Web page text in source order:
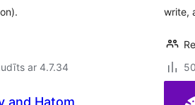
ar 4.7.34
write,
and Hatom